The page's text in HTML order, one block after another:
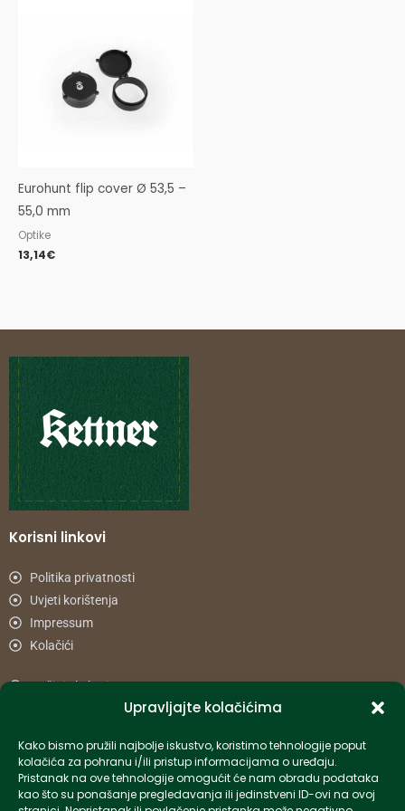
Upravljajte kolačićima
Kako bismo pružili najbolje iskustvo, koristimo tehnologije poput
kolačića za pohranu i/ili pristup informacijama o uređaju.
Pristanak na ove tehnologije omogućit će nam obradu podataka
kao što su ponašanje pregledavanja ili jedinstveni ID-ovi na ovoj
Eurohunt flip cover Ø 53,5 –
55,0 mm
Optike
13,14€
Korisni linkovi
Politika privatnosti
Uvjeti korištenja
Impressum
Kolačići
Načini plaćanja
Informacije